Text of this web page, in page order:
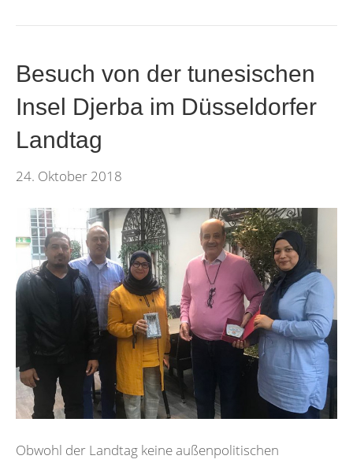
Besuch von der tunesischen
Insel Djerba im Düsseldorfer
Landtag
24. Oktober 2018
Obwohl der Landtag keine außenpolitischen